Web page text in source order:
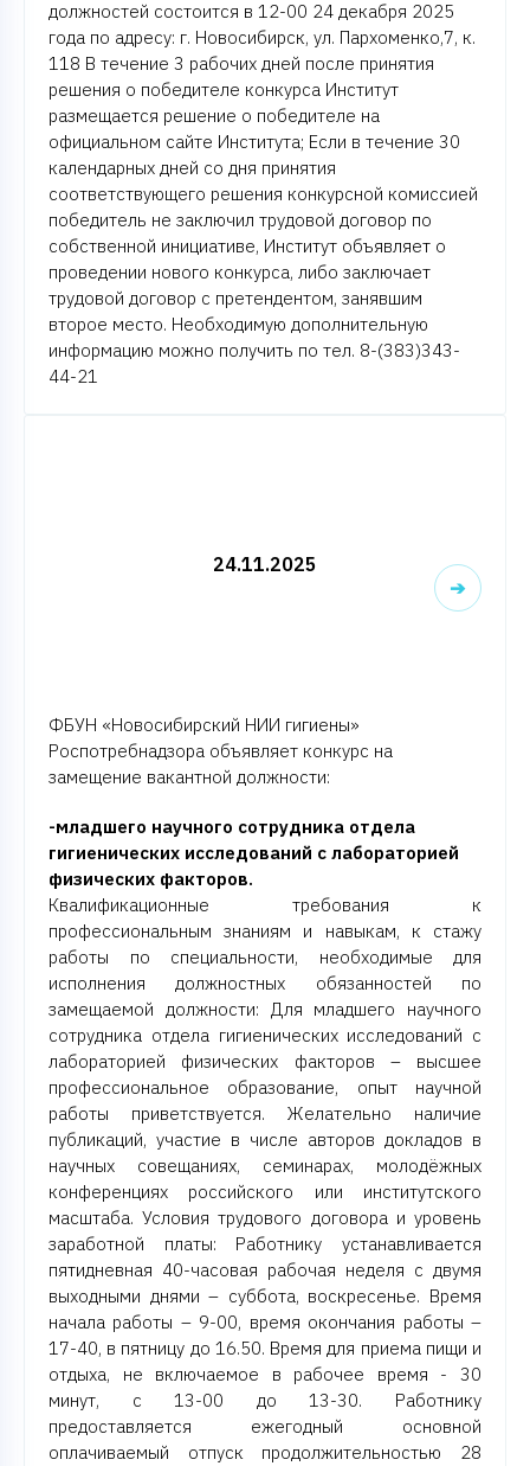
должностей состоится в 12-00 24 декабря 2025
года по адресу: г. Новосибирск, ул. Пархоменко,7, к.
118 В течение 3 рабочих дней после принятия
решения о победителе конкурса Институт
размещается решение о победителе на
официальном сайте Института; Если в течение 30
календарных дней со дня принятия
соответствующего решения конкурсной комиссией
победитель не заключил трудовой договор по
собственной инициативе, Институт объявляет о
проведении нового конкурса, либо заключает
трудовой договор с претендентом, занявшим
второе место. Необходимую дополнительную
информацию можно получить по тел. 8-(383)343-
44-21
24.11.2025
ФБУН «Новосибирский НИИ гигиены»
Роспотребнадзора объявляет конкурс на
замещение вакантной должности:
-младшего научного сотрудника отдела
гигиенических исследований с лабораторией
физических факторов.
Квалификационные требования к
профессиональным знаниям и навыкам, к стажу
работы по специальности, необходимые для
исполнения должностных обязанностей по
замещаемой должности: Для младшего научного
сотрудника отдела гигиенических исследований с
лабораторией физических факторов – высшее
профессиональное образование, опыт научной
работы приветствуется. Желательно наличие
публикаций, участие в числе авторов докладов в
научных совещаниях, семинарах, молодёжных
конференциях российского или институтского
масштаба. Условия трудового договора и уровень
заработной платы: Работнику устанавливается
пятидневная 40-часовая рабочая неделя с двумя
выходными днями – суббота, воскресенье. Время
начала работы – 9-00, время окончания работы –
17-40, в пятницу до 16.50. Время для приема пищи и
отдыха, не включаемое в рабочее время - 30
минут, с 13-00 до 13-30. Работнику
предоставляется ежегодный основной
оплачиваемый отпуск продолжительностью 28
➔